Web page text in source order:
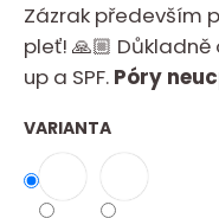
0,0
z
5
Zázrak především
pleť! 🙏🏼
up a SPF. Póry
VARIANTA